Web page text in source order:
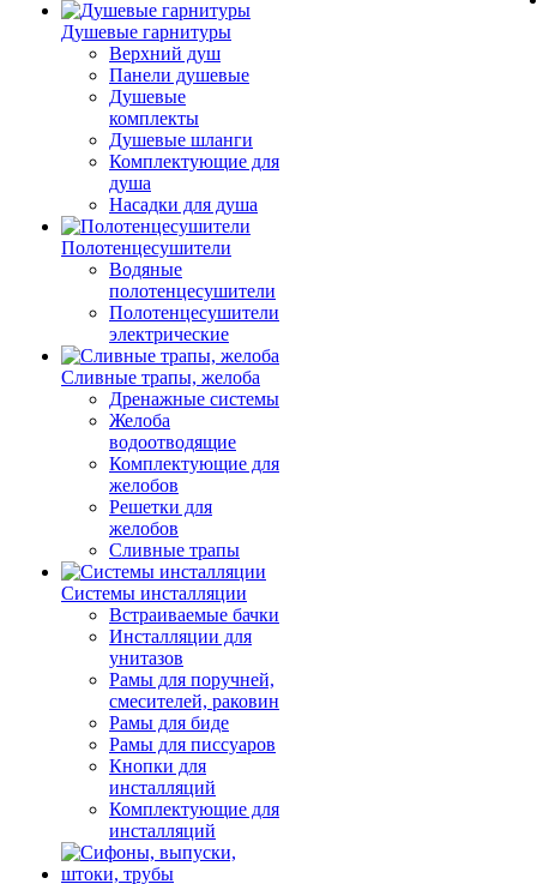
Душевые гарнитуры
Верхний душ
Панели душевые
Душевые
комплекты
Душевые шланги
Комплектующие для
душа
Насадки для душа
Полотенцесушители
Водяные
полотенцесушители
Полотенцесушители
электрические
Сливные трапы, желоба
Дренажные системы
Желоба
водоотводящие
Комплектующие для
желобов
Решетки для
желобов
Сливные трапы
Системы инсталляции
Встраиваемые бачки
Инсталляции для
унитазов
Рамы для поручней,
смесителей, раковин
Рамы для биде
Рамы для писсуаров
Кнопки для
инсталляций
Комплектующие для
инсталляций